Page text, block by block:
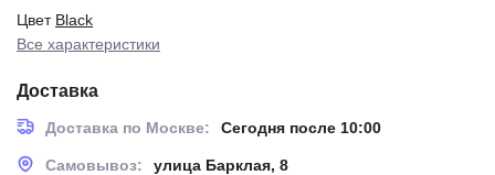
Цвет Black
Все характеристики
Доставка
Доставка по Москве: Сегодня после 10:00
Самовывоз:
улица Барклая, 8